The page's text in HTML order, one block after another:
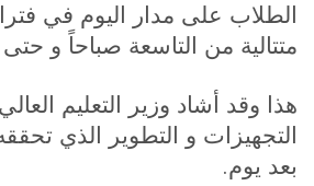
الطلاب على مدار اليوم في
متتالية من التاسعة صباحاً و
هذا وقد أشاد وزير التعليم
التجهيزات و التطوير الذي
بعد يوم.